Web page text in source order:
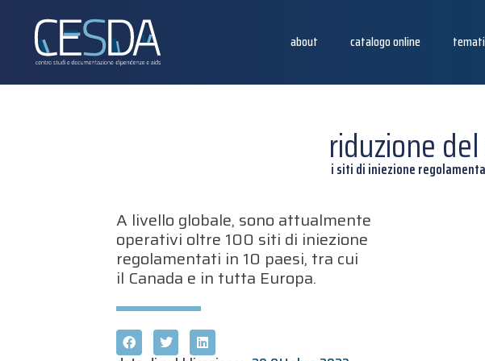
about catalogo online
riduzione
i siti di iniezione
A livello globale, sono attualmente
operativi oltre 100 siti di iniezione
regolamentati in 10 paesi, tra cui
il Canada e in tutta Europa.